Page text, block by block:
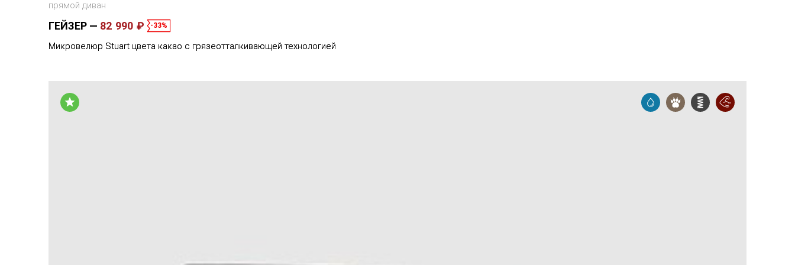
прямой диван
ГЕЙЗЕР 82 990 ₽ -33%
Микровелюр Stuart цвета какао с грязеотталкивающей технологией